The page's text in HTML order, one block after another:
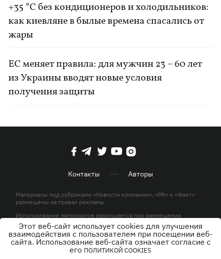
+35 °C без кондиционеров и холодильников:
как киевляне в былые времена спасались от
жары
ЕС меняет правила: для мужчин 23 – 60 лет
из Украины вводят новые условия
получения защиты
Контакты Авторы
Материалы под рубриками «Новости компании», «PR» и «Факт»
размещены на правах рекламы
Использование материалов разрешается при размещении
активной гиперссылки на KP.UA в первом абзаце.
© ООО «ЮЛАВ МЕДИА»,2026. Все права защищены.
Этот веб-сайт использует cookies для улучшения
взаимодействия с пользователем при посещении веб-
сайта. Использование веб-сайта означает согласие с
его ПОЛИТИКОЙ COOKIES